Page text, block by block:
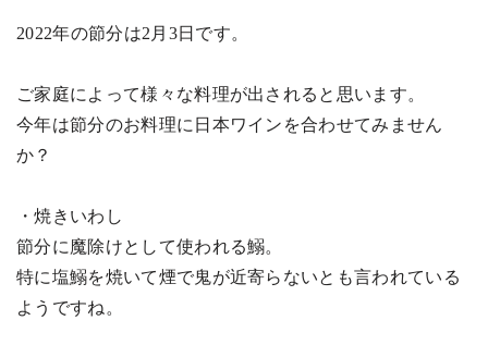
2022年の節分は2 月 3日です。
ご家庭によって様々な料理が出されると思います。
今年は節分のお料理に日本ワインを合わせてみません
か？
・焼きいわし
節分に魔除けとして使われる鰯。
特に塩鰯を焼いて煙で鬼が近寄らないとも言われている
ようですね。